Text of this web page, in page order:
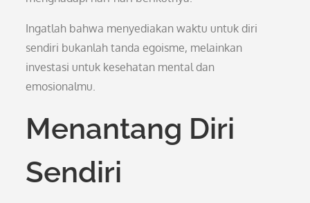
Ingatlah bahwa menyediakan waktu untuk diri
sendiri bukanlah tanda egoisme, melainkan
investasi untuk kesehatan mental dan
emosionalmu.
Menantang Diri
Sendiri